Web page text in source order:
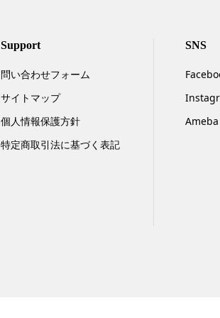
Support
問い合わせフォーム
サイトマップ
個人情報保護方針
特定商取引法に基づく表記
SNS
Ameba